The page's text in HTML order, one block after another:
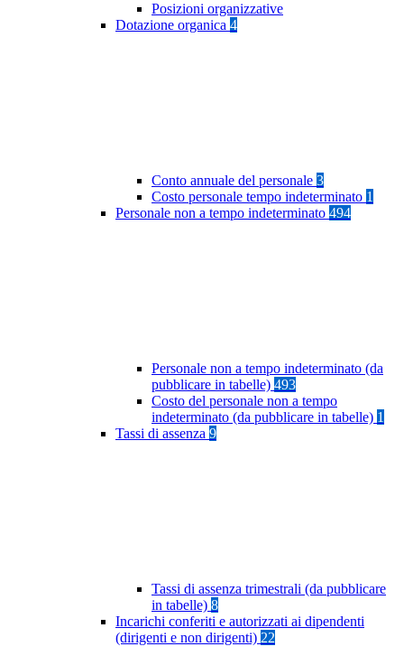
Posizioni organizzative
Dotazione organica 4
Conto annuale del personale 3
Costo personale tempo indeterminato 1
Personale non a tempo indeterminato 494
Personale non a tempo indeterminato (da
pubblicare in tabelle) 493
Costo del personale non a tempo
indeterminato (da pubblicare in tabelle) 1
Tassi di assenza 9
Tassi di assenza trimestrali (da pubblicare
in tabelle) 8
Incarichi conferiti e autorizzati ai dipendenti
(dirigenti e non dirigenti) 22